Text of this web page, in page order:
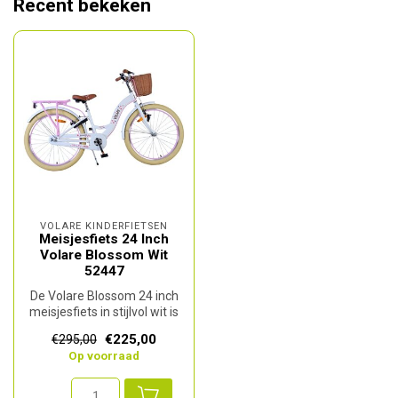
Recent bekeken
VOLARE KINDERFIETSEN
Meisjesfiets 24 Inch
Volare Blossom Wit
52447
De Volare Blossom 24 inch
meisjesfiets in stijlvol wit is
€295,00 €225,00
Op voorraad